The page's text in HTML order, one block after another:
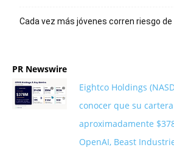
Cada vez más jóvenes corren riesgo
PR Newswire
Eightco Holdings
conocer que su
aproximadamente
OpenAI, Beast